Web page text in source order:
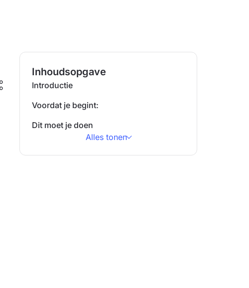
Inhoudsopgave
Introductie
Voordat je begint:
Dit moet je doen
Alles tonen